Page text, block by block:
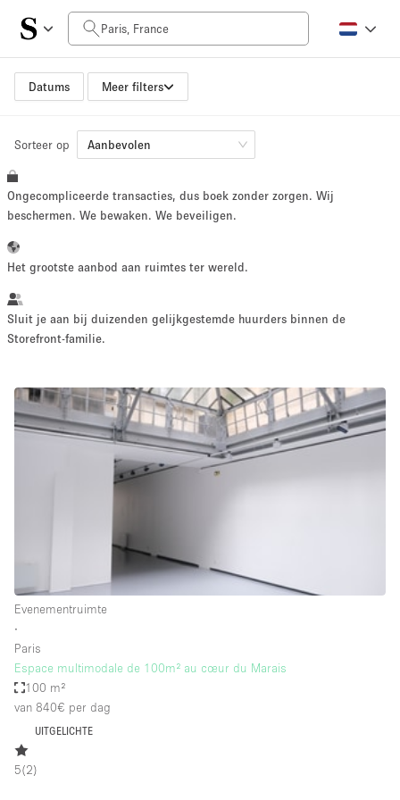
Datums Meer filters
Prijs per dag
0€
Grootte ruimte
10 m² 500+ m²
~ 13 mensen
Conferentie Vergadering Kantoor
Winkel
Advertentieruimte
Atelier / Werkplaats
Boetiek / Winkel
Boot
Sorteer op Aanbevolen
Ongecompliceerde transacties, dus boek zonder zorgen. Wij
beschermen. We bewaken. We beveiligen.
Het grootste aanbod aan ruimtes ter wereld.
Sluit je aan bij duizenden gelijkgestemde huurders binnen de
Storefront-familie.
Evenementruimte
∙
Paris
Espace multimodale de 100m² au cœur du Marais
100 m²
van 840€ per dag
UITGELICHTE
5(2)